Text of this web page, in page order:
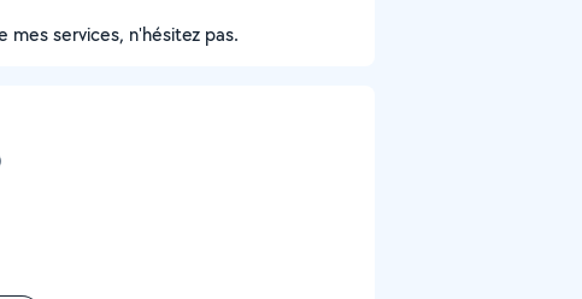
mes services, n'hésitez pas.